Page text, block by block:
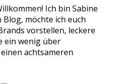
Ich bin Sabine
möchte ich euch
vorstellen, leckere
ein wenig über
achtsameren